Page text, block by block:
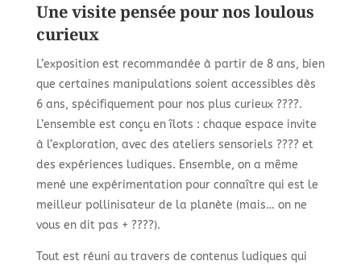
Une visite pensée pour nos loulous
curieux
L’exposition est recommandée à partir de 8 ans, bien
que certaines manipulations soient accessibles dès
6 ans, spécifiquement pour nos plus curieux ????.
L’ensemble est conçu en îlots : chaque espace invite
à l’exploration, avec des ateliers sensoriels ???? et
des expériences ludiques. Ensemble, on a même
mené une expérimentation pour connaître qui est le
meilleur pollinisateur de la planète (mais… on ne
vous en dit pas + ????).
Tout est réuni au travers de contenus ludiques qui